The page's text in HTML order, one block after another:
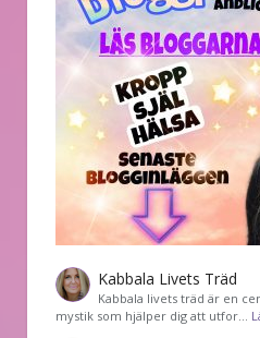
Kabbala Livets Träd
Kabbala livets träd är en
mystik som hjälper dig att utfor…